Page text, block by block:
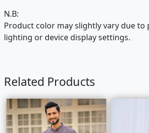
N.B:
Product color may slightly vary due
lighting or device display settings.
Related Products